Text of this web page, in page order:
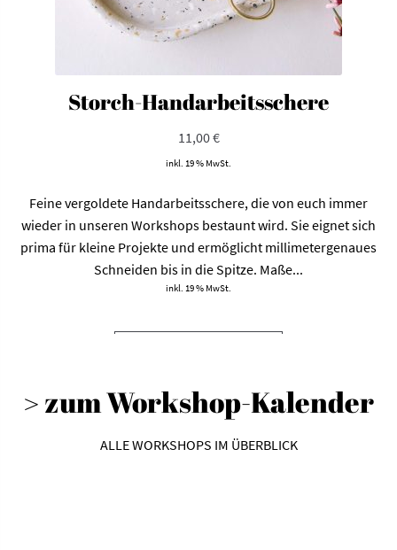
Storch-Handarbeitsschere
11,00€
inkl. 19 % MwSt.
Feine vergoldete Handarbeitsschere, die von euch immer
wieder in unseren Workshops bestaunt wird. Sie eignet sich
prima für kleine Projekte und ermöglicht millimetergenaues
Schneiden bis in die Spitze. Maße...
inkl. 19 % MwSt.
> zum Workshop-Kalender
ALLE WORKSHOPS IM ÜBERBLICK